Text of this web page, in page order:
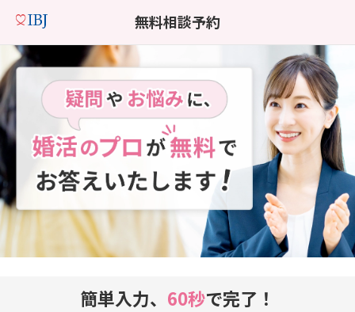
無料相談予約
簡単入力、 60秒で完了！